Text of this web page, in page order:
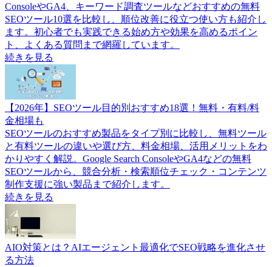
ConsoleやGA4、キーワード調査ツールなどおすすめの無料
SEOツール10選を比較し、順位改善に役立つ使い方も紹介し
ます。初心者でも実践できる始め方や効果を高めるポイン
ト、よくある質問まで網羅しています。
続きを見る
【2026年】SEOツール目的別おすすめ18選！無料・有料/料
金相場も
SEOツールのおすすめ製品をタイプ別に比較し、無料ツール
と有料ツールの違いや選び方、料金相場、活用メリットをわ
かりやすく解説。Google Search ConsoleやGA4などの無料
SEOツールから、競合分析・検索順位チェック・コンテンツ
制作支援に強い製品まで紹介します。
続きを見る
AIO対策とは？AIエージェント最適化でSEO戦略を進化させ
る方法